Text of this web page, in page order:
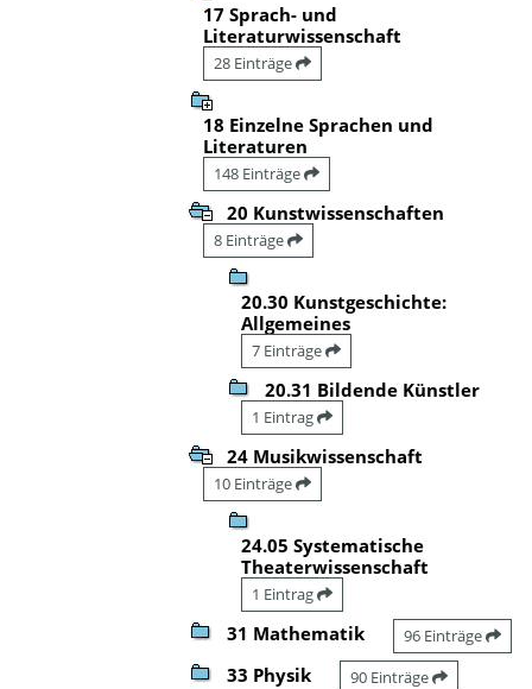
17 Sprach- und
Literaturwissenschaft
28 Einträge
18 Einzelne Sprachen und
Literaturen
148 Einträge
20 Kunstwissenschaften
8 Einträge
20.30 Kunstgeschichte:
Allgemeines
7 Einträge
20.31 Bildende Künstler
1 Eintrag
24 Musikwissenschaft
10 Einträge
24.05 Systematische
Theaterwissenschaft
1 Eintrag
31 Mathematik 96 Einträge
33 Physik 90 Einträge